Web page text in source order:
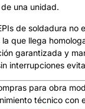
una unidad.
de soldadura no
la que llega
garantizada y
interrupciones
para obra
técnico con